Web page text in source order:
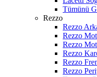
Tümünü
Rezzo
Rezzo
Rezzo
Rezzo
Rezzo
Rezzo
Rezzo